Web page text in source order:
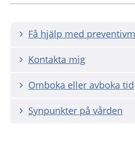
Få hjälp med
Kontakta mig
Omboka eller avboka tid
Synpunkter på vården